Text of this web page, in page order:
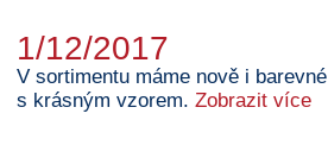
1/12/2017
V sortimentu máme nově i
s krásným vzorem. Zobrazit více